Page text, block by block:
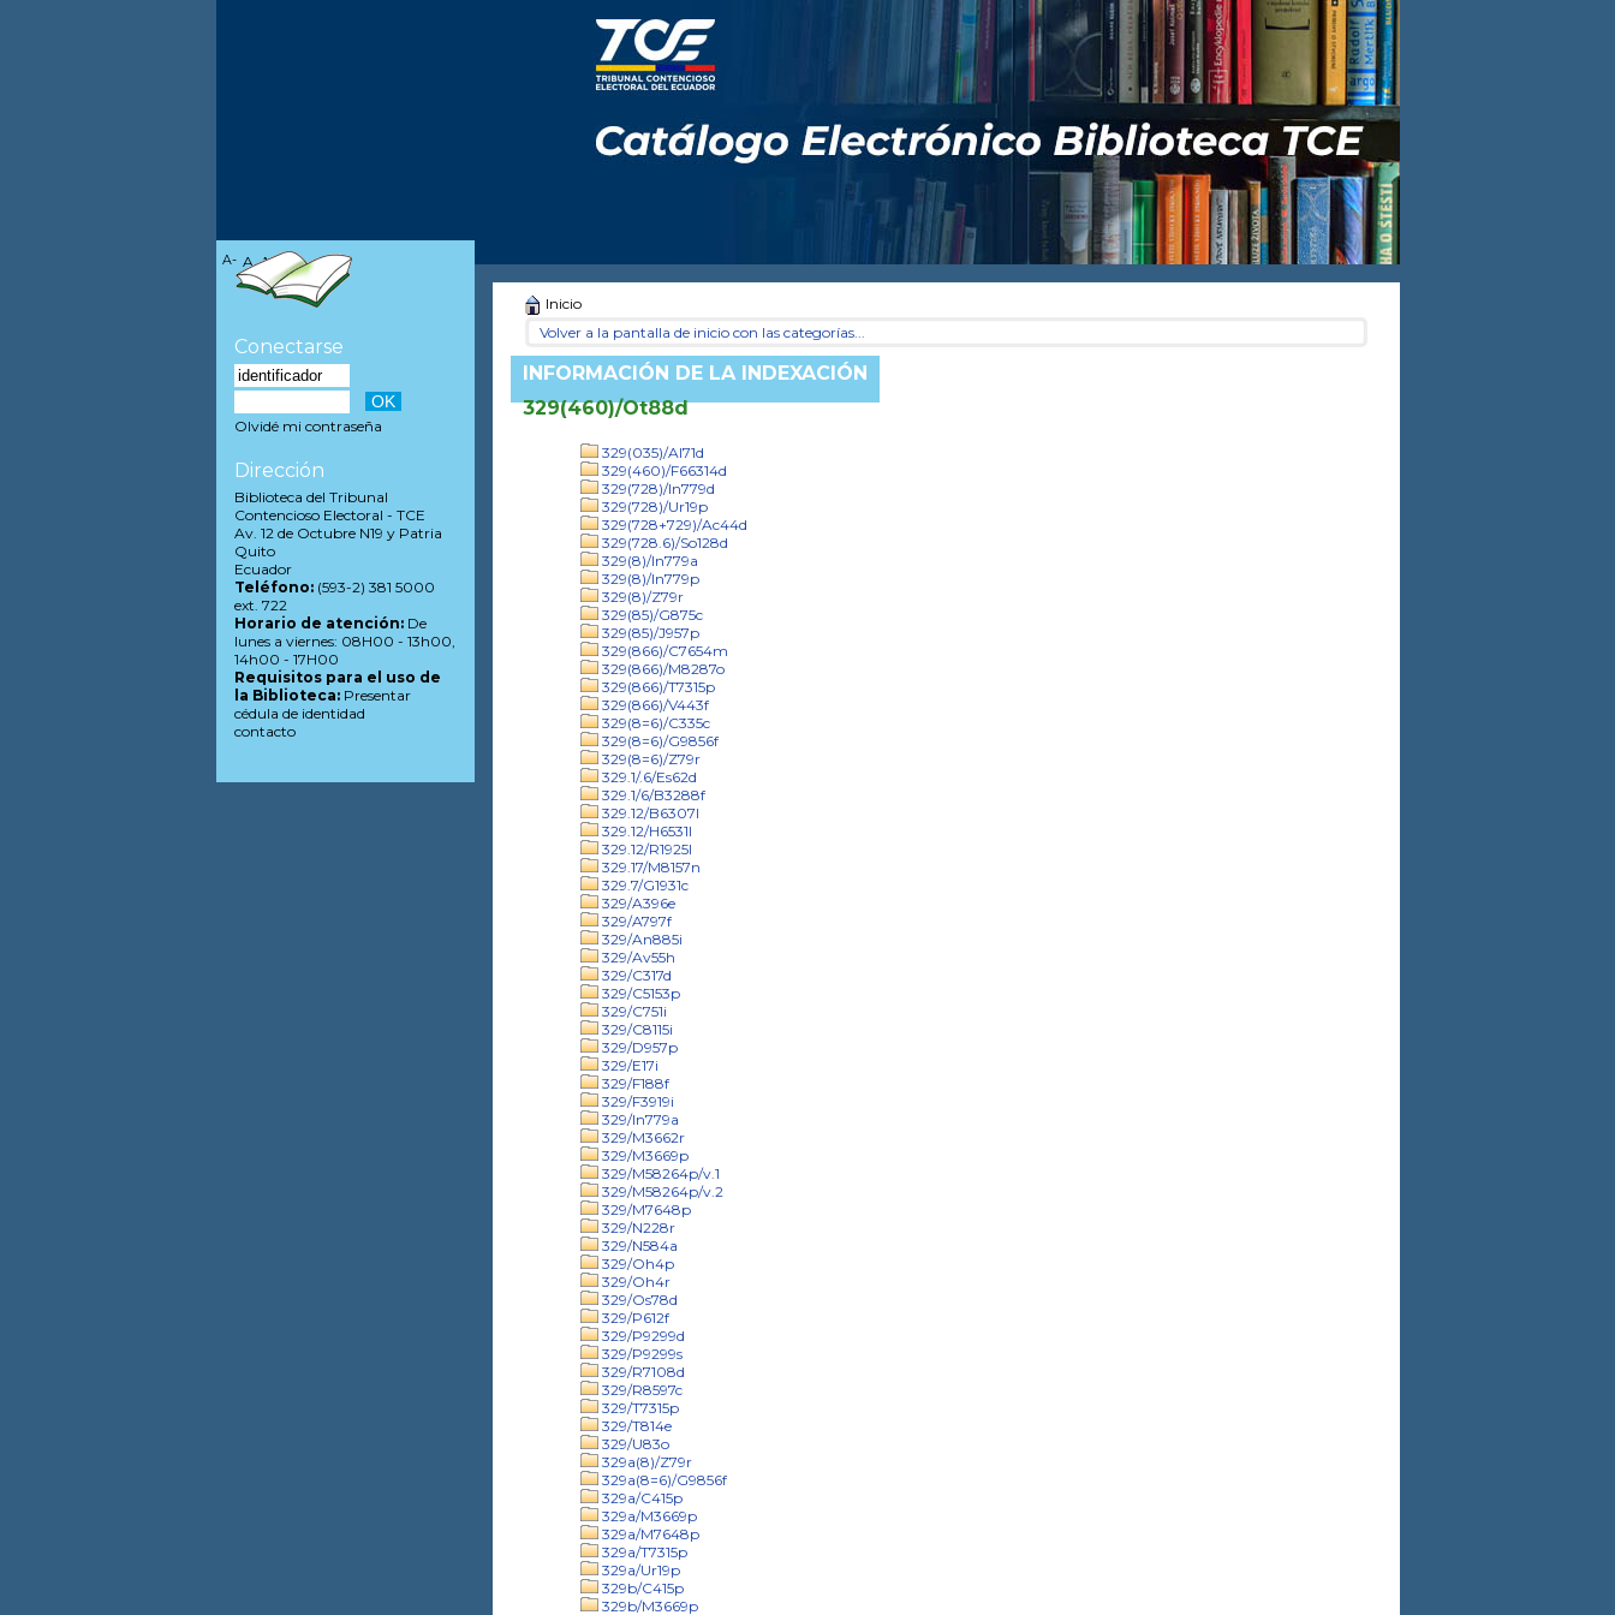
Inicio
Volver a la pantalla de inicio con las categorías...
INFORMACIÓN DE LA INDEXACIÓN
329(460)/Ot88d
329(035)/Al71d
329(460)/F66314d
329(728)/In779d
329(728)/Ur19p
329(728+729)/Ac44d
329(728.6)/So128d
329(8)/In779a
329(8)/In779p
329(8)/Z79r
329(85)/G875c
329(85)/J957p
329(866)/C7654m
329(866)/M8287o
329(866)/T7315p
329(866)/V443f
329(8=6)/C335c
329(8=6)/G9856f
329(8=6)/Z79r
329.1/.6/Es62d
329.1/6/B3288f
329.12/B6307l
329.12/H6531l
329.12/R1925l
329.17/M8157n
329.7/G1931c
329/A396e
329/A797f
329/An885i
329/Av55h
329/C317d
329/C5153p
329/C751i
329/C8115i
329/D957p
329/E17i
329/F188f
329/F3919i
329/In779a
329/M3662r
329/M3669p
329/M58264p/v.1
329/M58264p/v.2
329/M7648p
329/N228r
329/N584a
329/Oh4p
329/Oh4r
329/Os78d
329/P612f
329/P9299d
329/P9299s
329/R7108d
329/R8597c
329/T7315p
329/T814e
329/U83o
329a(8)/Z79r
329a(8=6)/G9856f
329a/C415p
329a/M3669p
329a/M7648p
329a/T7315p
329a/Ur19p
329b/C415p
329b/M3669p
A- A A+
Conectarse
Olvidé mi contraseña
Dirección
Biblioteca del Tribunal
Contencioso Electoral - TCE
Av. 12 de Octubre N19 y Patria
Quito
Ecuador
Teléfono:(593-2) 381 5000
ext. 722
Horario de atención:De
lunes a viernes: 08H00 - 13h00,
14h00 - 17H00
Requisitos para el uso de
la Biblioteca:Presentar
cédula de identidad
contacto